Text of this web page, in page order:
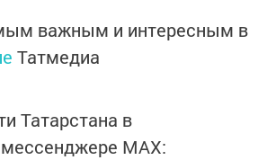
важным и интересным в
Татмедиа
Татарстана в
MАХ: